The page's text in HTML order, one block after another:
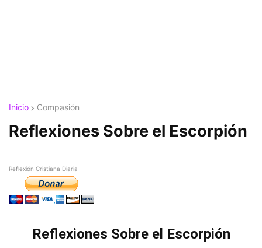
Inicio Compasión
Reflexiones Sobre el Escorpión
Reflexión Cristiana Diaria
Reflexiones Sobre el Escorpión